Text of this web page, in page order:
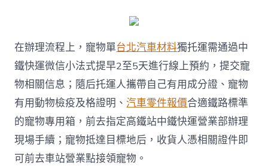
在辦理流程上，寵物單台北汽車材料獨托運需通過中
鐵快運微信小法式提早2至5天進行線上預約，提交寵
物相關信息；隨后托運人攜帶自己有用成分證、寵物
有用動物檢疫及格證明、汽車零件報價合適鐵路標準
的寵物專用箱，前去指定高鐵站中鐵快運營業部辦理
現場手續；寵物抵達目標地后，收貨人憑相關證件即
可前去車站營業點接領寵物。